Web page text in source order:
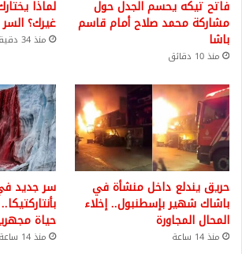
فاتح تيكه يحسم الجدل حول
مشاركة محمد صلاح أمام قاسم
باشا
منذ 10 دقائق
لماذا
غيرك؟
منذ 34 دقيقة
حريق يندلع داخل منشأة في
باشاك شهير بإسطنبول.. إخلاء
المحال المجاورة
منذ 14 ساعة
سر جديد
حياة
منذ 14 ساعة